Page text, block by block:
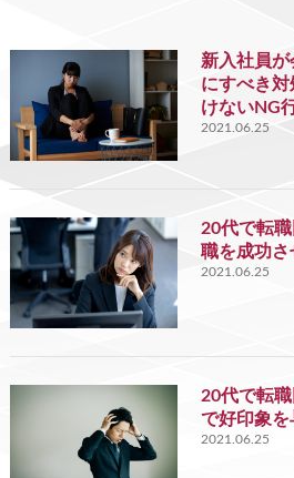
新入社員
にすべき
けないNG
2021.06.25
20代で転
職を成功
2021.06.25
20代で転
で好印象
2021.06.25